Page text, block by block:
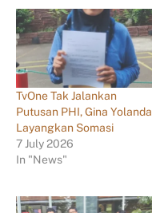
TvOne Tak Jalankan
Putusan PHI, Gina Yolanda
Layangkan Somasi
7 July 2026
In "News"